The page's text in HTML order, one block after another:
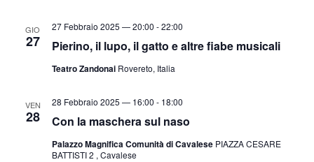
GIO
27 Pierino, il lupo, il gatto e altre fiabe musicali
27 Febbraio 2025 — 20:00 -22:00
Teatro Zandonai Rovereto, Italia
VEN
28 Con la maschera sul naso
28 Febbraio 2025 — 16:00 - 18:00
Palazzo Magnifica Comunità di Cavalese PIAZZA CESARE
BATTISTI 2 , Cavalese